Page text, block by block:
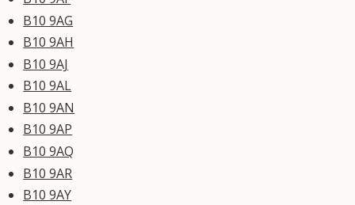
B10 9AG
B10 9AH
B10 9AJ
B10 9AL
B10 9AN
B10 9AP
B10 9AQ
B10 9AR
B10 9AY